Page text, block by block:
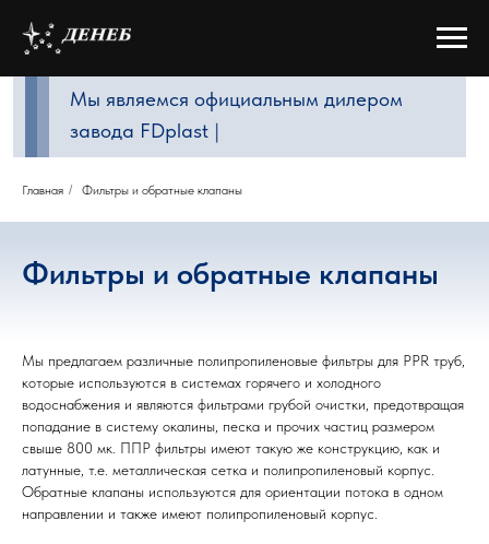
Мы являемся официальным дилером
завода FDplast |
Главная / Фильтры и обратные клапаны
Фильтры и обратные клапаны
Мы предлагаем различные полипропиленовые фильтры для PPR труб,
которые используются в системах горячего и холодного
водоснабжения и являются фильтрами грубой очистки, предотвращая
попадание в систему окалины, песка и прочих частиц размером
свыше 800 мк. ППР фильтры имеют такую же конструкцию, как и
латунные, т.е. металлическая сетка и полипропиленовый корпус.
Обратные клапаны используются для ориентации потока в одном
направлении и также имеют полипропиленовый корпус.